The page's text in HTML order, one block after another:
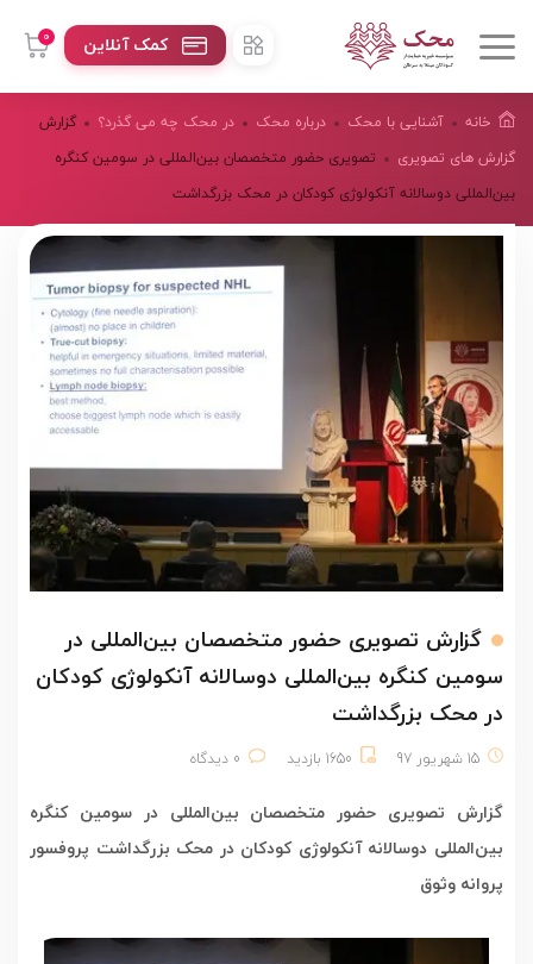
0 کمک آنلاین
خانه آشنایی با محک درباره محک
در محک چه می گذرد؟
گزارش های تصویری
گزارش
تصویری حضور متخصصان بین‌المللی در سومین کنگره
بین‌المللی دوسالانه آنکولوژی کودکان در محک بزرگداشت
گزارش تصویری حضور متخصصان بین‌المللی در
سومین کنگره بین‌المللی دوسالانه آنکولوژی کودکان
در محک بزرگداشت
15 شهریور 97 1650 بازدید 0 دیدگاه
گزارش تصویری حضور متخصصان بین‌المللی در سومین کنگره
بین‌المللی دوسالانه آنکولوژی کودکان در محک بزرگداشت پروفسور
پروانه وثوق